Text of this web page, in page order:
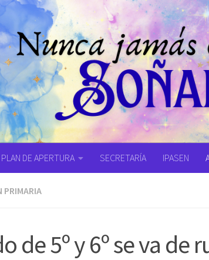
PLAN DE APERTURA SECRETARÍA IPASEN
PRIMARIA
de 5º y 6º se va de